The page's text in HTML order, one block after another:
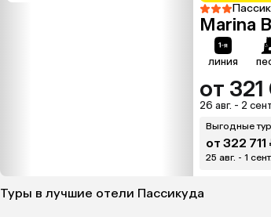
Marina
линия
от
26 авг. - 2
Выгодные
от 322 711
25 авг. - 1
Туры в лучшие отели Пассикуда